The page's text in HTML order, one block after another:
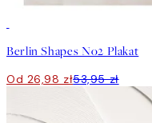
Berlin Shapes No2 Plakat
Od 26,98 zł53,95 zł